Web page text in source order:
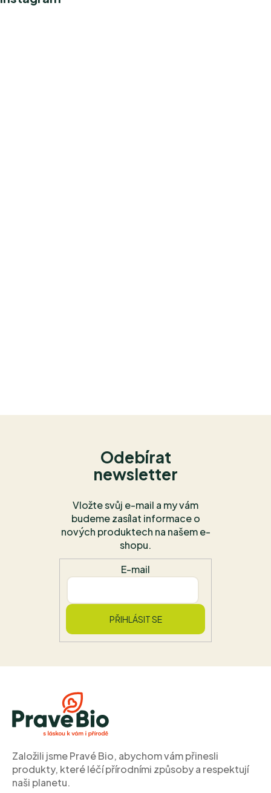
Odebírat
newsletter
Vložte svůj e-mail a my vám
budeme zasílat informace o
nových produktech na našem e-
shopu.
E-mail
PŘIHLÁSIT SE
Založili jsme Pravé Bio, abychom vám přinesli
produkty, které léčí přírodními způsoby a respektují
naši planetu.